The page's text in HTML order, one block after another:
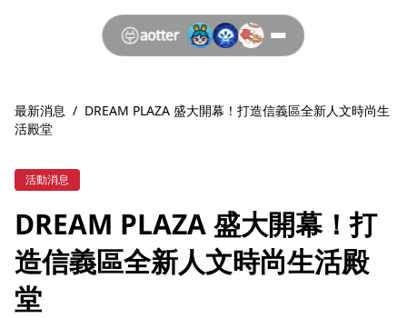
最新消息 / DREAM PLAZA 盛大開幕！打造信義區全新人文時尚生
活殿堂
活動消息
DREAM PLAZA 盛大開幕！打
造信義區全新人文時尚生活殿
堂